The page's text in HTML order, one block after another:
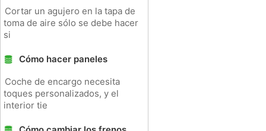
Cortar un agujero en la tapa de
toma de aire sólo se debe hacer
si
Cómo hacer paneles
Coche de encargo necesita
toques personalizados, y el
interior tie